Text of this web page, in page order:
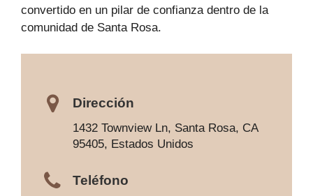
convertido en un pilar de confianza dentro de la
comunidad de Santa Rosa.
Dirección
1432 Townview Ln, Santa Rosa, CA
95405, Estados Unidos
Teléfono